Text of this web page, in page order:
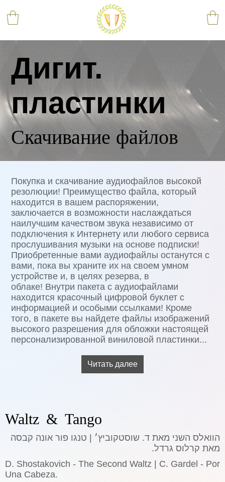
Дигит.
пластинки
Скачивание файлов
D. Shostakovich - The Second Waltz | C. Gardel - Por
Una Cabeza.
הוואלס השני מאת ד. שוסטקוביץ׳ | טנגו פור אונה קבסה
מאת קרלוס גרדל.
Waltz & Tango
Покупка и скачивание аудиофайлов высокой
резолюции! Преимущество файла, который
находится в вашем распоряжении,
заключается в возможности наслаждаться
наилучшим качеством звука независимо от
подключения к Интернету или любого сервиса
прослушивания музыки на основе подписки!
Приобретенные вами аудиофайлы останутся с
вами, пока вы храните их на своем умном
устройстве и, в целях резерва, в
облаке! Внутри пакета с аудиофайлами
находится красочный цифровой буклет с
информацией и особыми ссылками! Кроме
того, в пакете вы найдете файлы изображений
высокого разрешения для обложки настоящей
персонализированной виниловой пластинки...
Читать далее